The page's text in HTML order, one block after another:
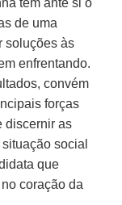
de uma
soluções às
enfrentando.
convém
forças
discernir as
social
que
no coração da